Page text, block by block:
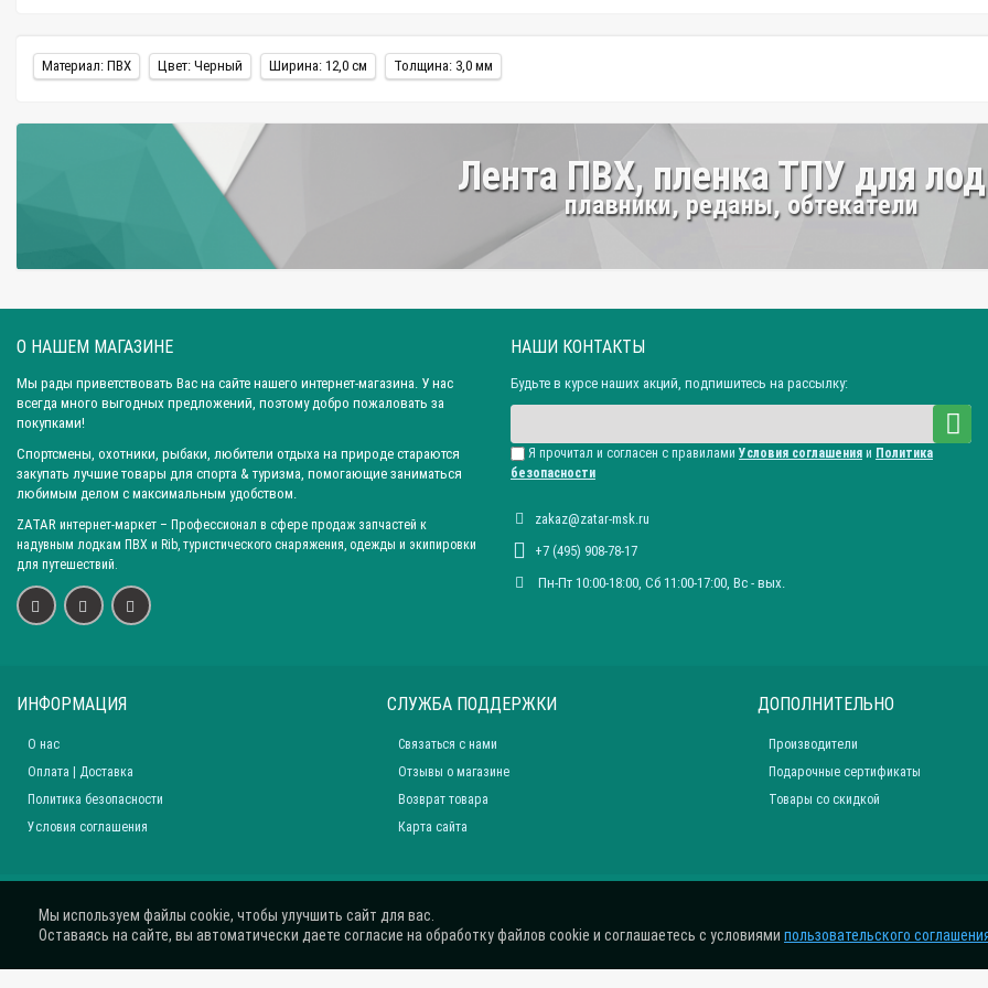
Материал: ПВХ Цвет: Черный Ширина: 12,0 см Толщина: 3,0 мм
Лента ПВХ, пленка ТПУ для
плавники, реданы, обтекатели
О НАШЕМ МАГАЗИНЕ
Мы рады приветствовать Вас на сайте нашего интернет-магазина. У нас
всегда много выгодных предложений, поэтому добро пожаловать за
покупками!
Спортсмены, охотники, рыбаки, любители отдыха на природе стараются
закупать лучшие товары для спорта & туризма, помогающие заниматься
любимым делом с максимальным удобством.
ZATAR интернет-маркет – Профессионал в сфере продаж запчастей к
надувным лодкам ПВХ и Rib, туристического снаряжения, одежды и экипировки
для путешествий.
НАШИ КОНТАКТЫ
Будьте в курсе наших акций, подпишитесь на рассылку:
Я прочитал и согласен с правилами Условия соглашения и Политика
безопасности
zakaz@zatar-msk.ru
+7 (495) 908-78-17
Пн-Пт 10:00-18:00, Сб 11:00-17:00, Вc - вых.
ИНФОРМАЦИЯ
О нас
Оплата | Доставка
Политика безопасности
Условия соглашения
СЛУЖБА ПОДДЕРЖКИ
Связаться с нами
Отзывы о магазине
Возврат товара
Карта сайта
ДОПОЛНИТЕЛЬНО
Производители
Подарочные сертификаты
Товары со скидкой
Мы используем файлы cookie, чтобы улучшить сайт для вас.
Оставаясь на сайте, вы автоматически даете согласие на обработку файлов cookie и соглашаетесь с условиями пользовательского